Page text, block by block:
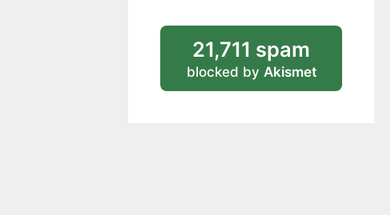
21,711 spam
blocked by Akismet